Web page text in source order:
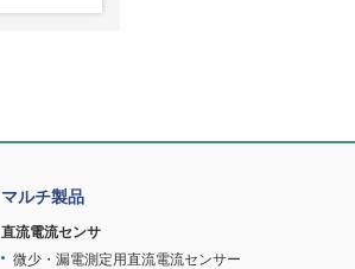
マルチ製品
直流電流センサ
微少・漏電測定用直流電流センサー